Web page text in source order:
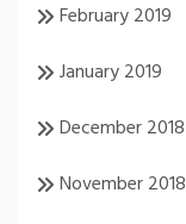
February 2019
January 2019
December 2018
November 2018